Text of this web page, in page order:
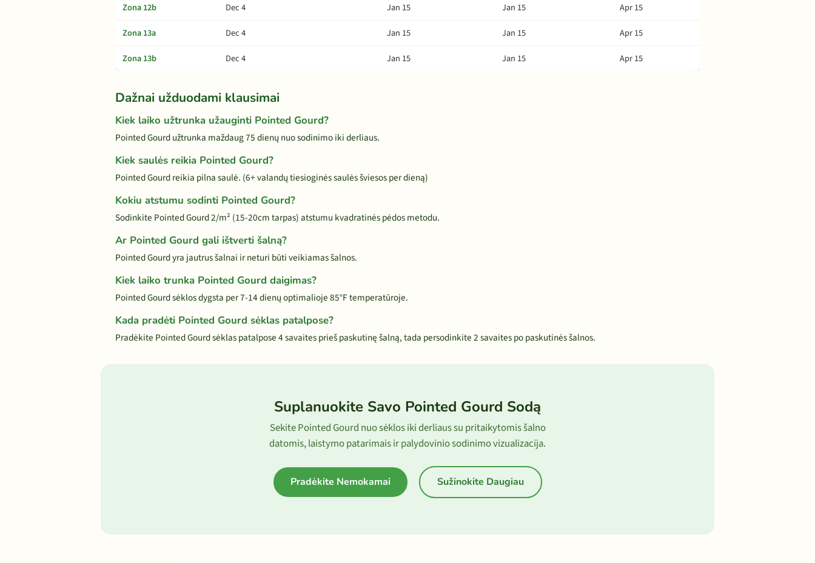
Zona 12b
Dec 4 Jan 15 Jan 15
Apr 15
Zona 13a
Dec 4 Jan 15 Jan 15
Apr 15
Zona 13b
Dec 4 Jan 15 Jan 15 Apr 15
Dažnai užduodami klausimai
Kiek laiko užtrunka užauginti Pointed Gourd?
Pointed Gourd užtrunka maždaug 75 dienų nuo sodinimo iki derliaus.
Kiek saulės reikia Pointed Gourd?
Pointed Gourd reikia pilna saulė. (6+ valandų tiesioginės saulės šviesos per dieną)
Kokiu atstumu sodinti Pointed Gourd?
Sodinkite Pointed Gourd 2/m² (15-20cm tarpas) atstumu kvadratinės pėdos metodu.
Ar Pointed Gourd gali ištverti šalną?
Pointed Gourd yra jautrus šalnai ir neturi būti veikiamas šalnos.
Kiek laiko trunka Pointed Gourd daigimas?
Pointed Gourd sėklos dygsta per 7-14 dienų optimalioje 85°F temperatūroje.
Kada pradėti Pointed Gourd sėklas patalpose?
Pradėkite Pointed Gourd sėklas patalpose 4 savaites prieš paskutinę šalną, tada persodinkite 2 savaites po paskutinės šalnos.
Suplanuokite Savo Pointed Gourd Sodą
Sekite Pointed Gourd nuo sėklos iki derliaus su pritaikytomis šalno
datomis, laistymo patarimais ir palydovinio sodinimo vizualizacija.
Pradėkite Nemokamai Sužinokite Daugiau